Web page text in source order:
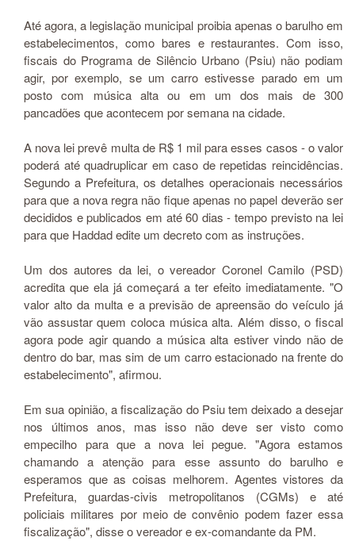
Até agora, a legislação municipal proibia apenas o barulho em
estabelecimentos, como bares e restaurantes. Com isso,
fiscais do Programa de Silêncio Urbano (Psiu) não podiam
agir, por exemplo, se um carro estivesse parado em um
posto com música alta ou em um dos mais de 300
pancadões que acontecem por semana na cidade.
A nova lei prevê multa de R$ 1 mil para esses casos - o valor
poderá até quadruplicar em caso de repetidas reincidências.
Segundo a Prefeitura, os detalhes operacionais necessários
para que a nova regra não fique apenas no papel deverão ser
decididos e publicados em até 60 dias - tempo previsto na lei
para que Haddad edite um decreto com as instruções.
Um dos autores da lei, o vereador Coronel Camilo (PSD)
acredita que ela já começará a ter efeito imediatamente. "O
valor alto da multa e a previsão de apreensão do veículo já
vão assustar quem coloca música alta. Além disso, o fiscal
agora pode agir quando a música alta estiver vindo não de
dentro do bar, mas sim de um carro estacionado na frente do
estabelecimento", afirmou.
Em sua opinião, a fiscalização do Psiu tem deixado a desejar
nos últimos anos, mas isso não deve ser visto como
empecilho para que a nova lei pegue. "Agora estamos
chamando a atenção para esse assunto do barulho e
esperamos que as coisas melhorem. Agentes vistores da
Prefeitura, guardas-civis metropolitanos (CGMs) e até
policiais militares por meio de convênio podem fazer essa
fiscalização", disse o vereador e ex-comandante da PM.